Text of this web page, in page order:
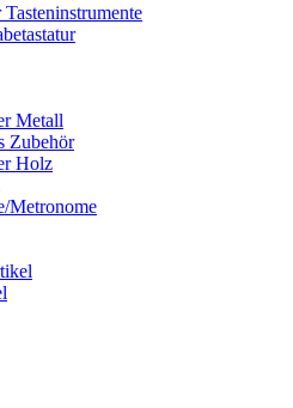
Metall
Zubehör
Holz
Metronome